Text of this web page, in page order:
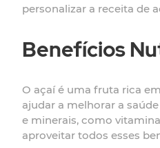
personalizar a receita de
Benefícios
O açaí é uma fruta rica
ajudar a melhorar a
e minerais, como
aproveitar todos esses